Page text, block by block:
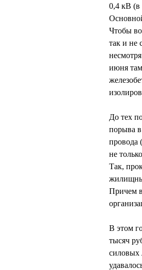
0,4 кВ
Чтобы
так и не
июня
До тех
порыва
провода
не
Так,
Причем
В этом
тысяч
силовых